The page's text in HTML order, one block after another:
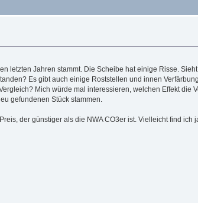
letzten Jahren stammt. Die Scheibe hat einige Risse.
Es gibt auch einige Roststellen und innen
Mich würde mal interessieren, welchen Effekt die
gefundenen Stück stammen.
der günstiger als die NWA CO3er ist. Vielleicht find ich